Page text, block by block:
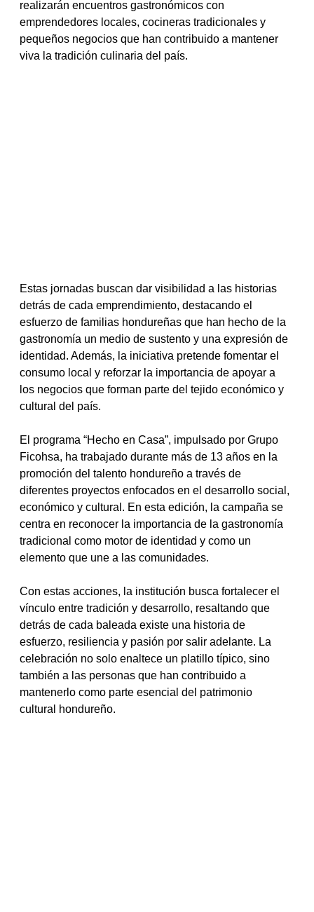
realizarán encuentros gastronómicos con
emprendedores locales, cocineras tradicionales y
pequeños negocios que han contribuido a mantener
viva la tradición culinaria del país.
Estas jornadas buscan dar visibilidad a las historias
detrás de cada emprendimiento, destacando el
esfuerzo de familias hondureñas que han hecho de la
gastronomía un medio de sustento y una expresión de
identidad. Además, la iniciativa pretende fomentar el
consumo local y reforzar la importancia de apoyar a
los negocios que forman parte del tejido económico y
cultural del país.
El programa “Hecho en Casa”, impulsado por Grupo
Ficohsa, ha trabajado durante más de 13 años en la
promoción del talento hondureño a través de
diferentes proyectos enfocados en el desarrollo social,
económico y cultural. En esta edición, la campaña se
centra en reconocer la importancia de la gastronomía
tradicional como motor de identidad y como un
elemento que une a las comunidades.
Con estas acciones, la institución busca fortalecer el
vínculo entre tradición y desarrollo, resaltando que
detrás de cada baleada existe una historia de
esfuerzo, resiliencia y pasión por salir adelante. La
celebración no solo enaltece un platillo típico, sino
también a las personas que han contribuido a
mantenerlo como parte esencial del patrimonio
cultural hondureño.